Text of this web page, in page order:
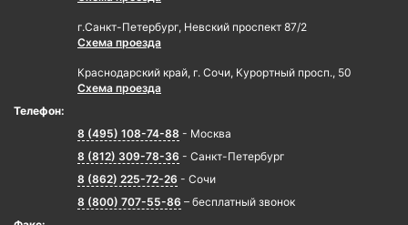
г.Санкт-Петербург, Невский проспект 87/2
Схема проезда
Краснодарский край, г. Сочи, Курортный просп., 50
Схема проезда
Телефон:
8 (495) 108-74-88 - Москва
8 (812) 309-78-36 - Санкт-Петербург
8 (862) 225-72-26 - Сочи
8 (800) 707-55-86 – бесплатный звонок